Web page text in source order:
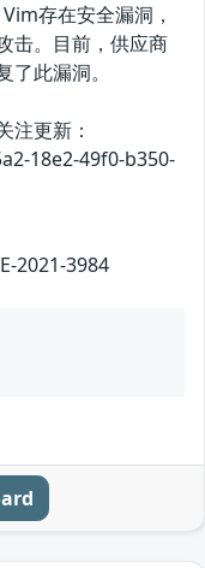
存在安全漏洞，
击。目前，供应商
此漏洞。
注更新：
18e2-49f0-b350-
2021-3984